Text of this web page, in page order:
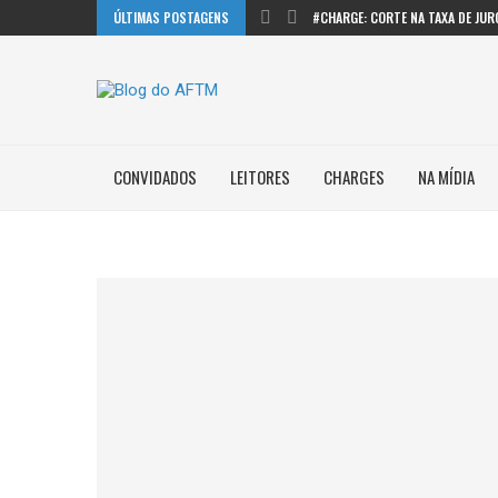
ÚLTIMAS POSTAGENS
#CHARGE: CORTE NA TAXA DE
CONVIDADOS LEITORES CHARGES NA MÍDIA